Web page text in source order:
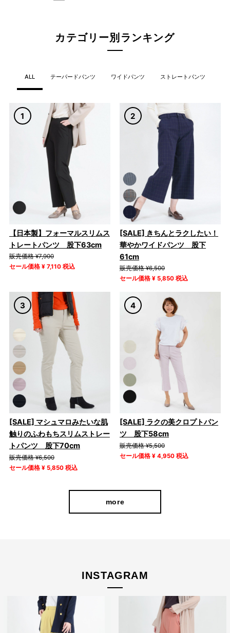
カテゴリー別ランキング
ALL テーパードパンツ ワイドパンツ ストレートパンツ
【日本製】フォーマルスリムス
トレートパンツ 股下63cm
販売価格 ¥7,900
セール価格 ¥ 7,110 税込
[SALE] きちんとラクしたい！
華やかワイドパンツ 股下
61cm
販売価格 ¥6,500
セール価格 ¥ 5,850 税込
[SALE] マシュマロみたいな肌
触りのふわもちスリムストレー
トパンツ 股下70cm
販売価格 ¥6,500
セール価格 ¥ 5,850 税込
[SALE] ラクの美クロプトパン
ツ 股下58cm
販売価格 ¥5,500
セール価格 ¥ 4,950 税込
more
INSTAGRAM